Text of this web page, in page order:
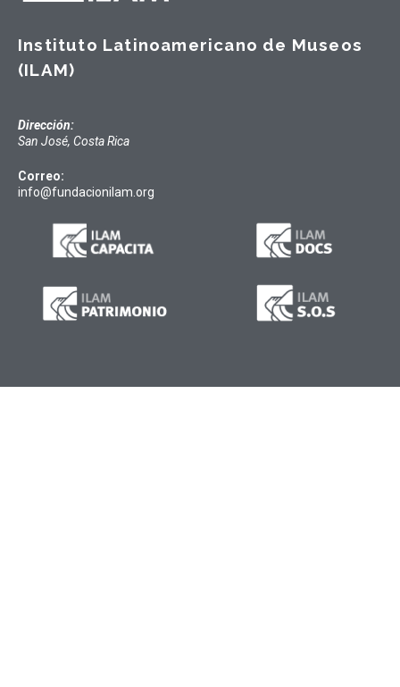
Instituto Latinoamericano de Museos
(ILAM)
Dirección:
San José, Costa Rica
Correo:
info@fundacionilam.org